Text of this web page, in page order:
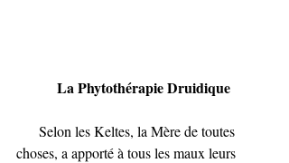
La Phytothérapie Druidique
Selon les Keltes, la Mère de toutes
choses, a apporté à tous les maux leurs